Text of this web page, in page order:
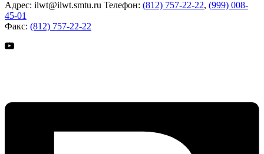
Адрес: ilwt@ilwt.smtu.ru Телефон: (812) 757-22-22, (999) 008-
45-01
Факс: (812) 757-22-22